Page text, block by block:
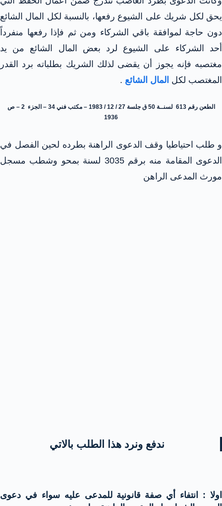
يحق لكل شريك على الشيوع رفعها، بالنسبة لكل المال الشائع
دون حاجة لموافقة باقي الشركاء ومن ثم فإذا رفعها منفرداً
أحد الشركاء على الشيوع لرد بعض المال الشائع من يد
مغتصبه فإنه يجوز أن يقضى لذلك الشريك بطلباته برد القدر
المغتصب لكل المال الشائع .
الطعن رقم 613 لسنــة 50 ق جلسة 27 / 12 / 1983 – مكتب فني 34 – الجزء 2 – ص
1936
و طلب احتياطيا وقف الدعوى الراهنة بطرده لحين الفصل في
الدعوى المقامة منه برقم 3035 لسنة بمحو وشطب مسجل
مورث المدعى الراهن
ندفع ونرد هذا الطلب بالاتي
اولا : انتفاء أي صفة قانونية للمدعى عليه سواء في دعوى